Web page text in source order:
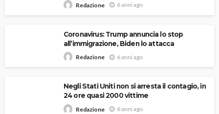
Redazione 6 anni ago
Coronavirus: Trump annuncia lo stop
all’immigrazione, Biden lo attacca
Redazione 6 anni ago
Negli Stati Uniti non si arresta il contagio, in
24 ore quasi 2000 vittime
Redazione 6 anni ago